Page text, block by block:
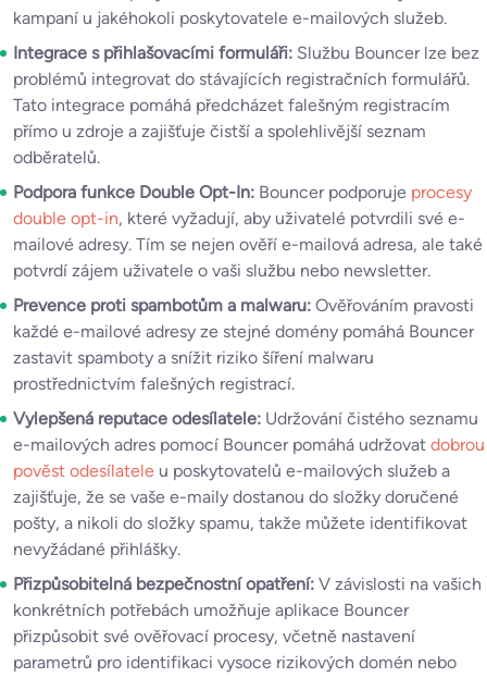
kampaní u jakéhokoli poskytovatele e-mailových služeb.
Integrace s přihlašovacími formuláři: Službu Bouncer lze bez
problémů integrovat do stávajících registračních formulářů.
Tato integrace pomáhá předcházet falešným registracím
přímo u zdroje a zajišťuje čistší a spolehlivější seznam
odběratelů.
Podpora funkce Double Opt-In: Bouncer podporuje procesy
double opt-in, které vyžadují, aby uživatelé potvrdili své e-
mailové adresy. Tím se nejen ověří e-mailová adresa, ale také
potvrdí zájem uživatele o vaši službu nebo newsletter.
Prevence proti spambotům a malwaru: Ověřováním pravosti
každé e-mailové adresy ze stejné domény pomáhá Bouncer
zastavit spamboty a snížit riziko šíření malwaru
prostřednictvím falešných registrací.
Vylepšená reputace odesílatele: Udržování čistého seznamu
e-mailových adres pomocí Bouncer pomáhá udržovat dobrou
pověst odesílatele u poskytovatelů e-mailových služeb a
zajišťuje, že se vaše e-maily dostanou do složky doručené
pošty, a nikoli do složky spamu, takže můžete identifikovat
nevyžádané přihlášky.
Přizpůsobitelná bezpečnostní opatření: V závislosti na vašich
konkrétních potřebách umožňuje aplikace Bouncer
přizpůsobit své ověřovací procesy, včetně nastavení
parametrů pro identifikaci vysoce rizikových domén nebo